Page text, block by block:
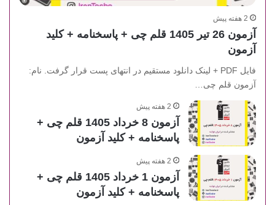
2 هفته پیش
آزمون 26 تیر 1405 قلم چی + پاسخنامه + کلید
آزمون
فایل PDF + لینک دانلود مستقیم در انتهای پست قرار گرفت. نام:
آزمون قلم چی…
2 هفته پیش
آزمون 8 خرداد 1405 قلم چی +
پاسخنامه + کلید آزمون
2 هفته پیش
آزمون 1 خرداد 1405 قلم چی +
پاسخنامه + کلید آزمون